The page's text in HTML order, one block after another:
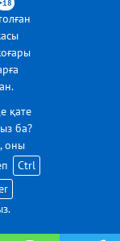
қате
ба?
оны
Ctrl